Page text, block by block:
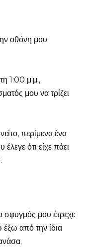
οθόνη μου
1:00 μ.μ.,
μου να τρίζει
περίμενα ένα
ότι είχε πάει
σφυγμός μου έτρεχε
έξω από την ίδια